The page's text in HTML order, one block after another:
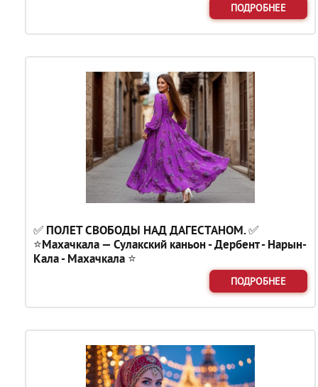
ПОДРОБНЕЕ
✅ ПОЛЕТ СВОБОДЫ НАД ДАГЕСТАНОМ. ✅
⭐Махачкала — Сулакский каньон - Дербент - Нарын-
Кала - Махачкала ⭐
ПОДРОБНЕЕ